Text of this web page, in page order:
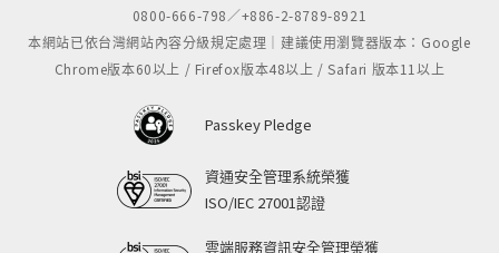
0800-666-798／+886-2-8789-8921
本網站已依台灣網站內容分級規定處理｜建議使用瀏覽器版本：Google
Chrome版本60以上 / Firefox版本48以上 / Safari 版本11以上
Passkey Pledge
資通安全管理系統榮獲
ISO/IEC 27001認證
雲端服務資訊安全管理榮獲